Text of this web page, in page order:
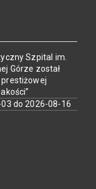
Szpital im.
Górze został
do 2026-08-16